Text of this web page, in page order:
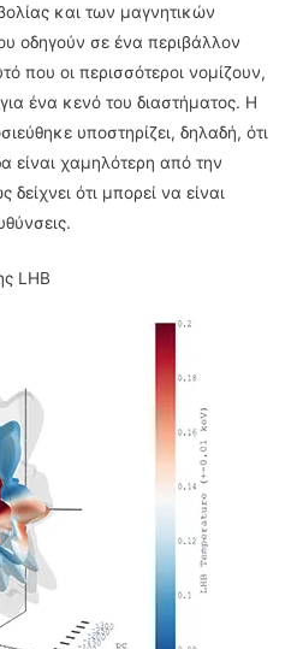
και των μαγνητικών
οδηγούν σε ένα περιβάλλον
που οι περισσότεροι νομίζουν,
ένα κενό του διαστήματος. Η
υποστηρίζει, δηλαδή, ότι
είναι χαμηλότερη από την
ότι μπορεί να είναι
LHB